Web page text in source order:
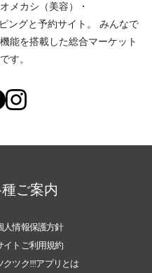
オメカシ（美容）
・
ングと予約サイト。
みんなで
能を搭載した総合マーケット
す。
ご案内
人情報保護方針
イトご利用規約
クツク!!!アプリとは